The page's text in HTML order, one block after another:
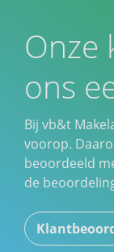
Onze
ons
Bij vb&t
voorop.
beoordeeld
de